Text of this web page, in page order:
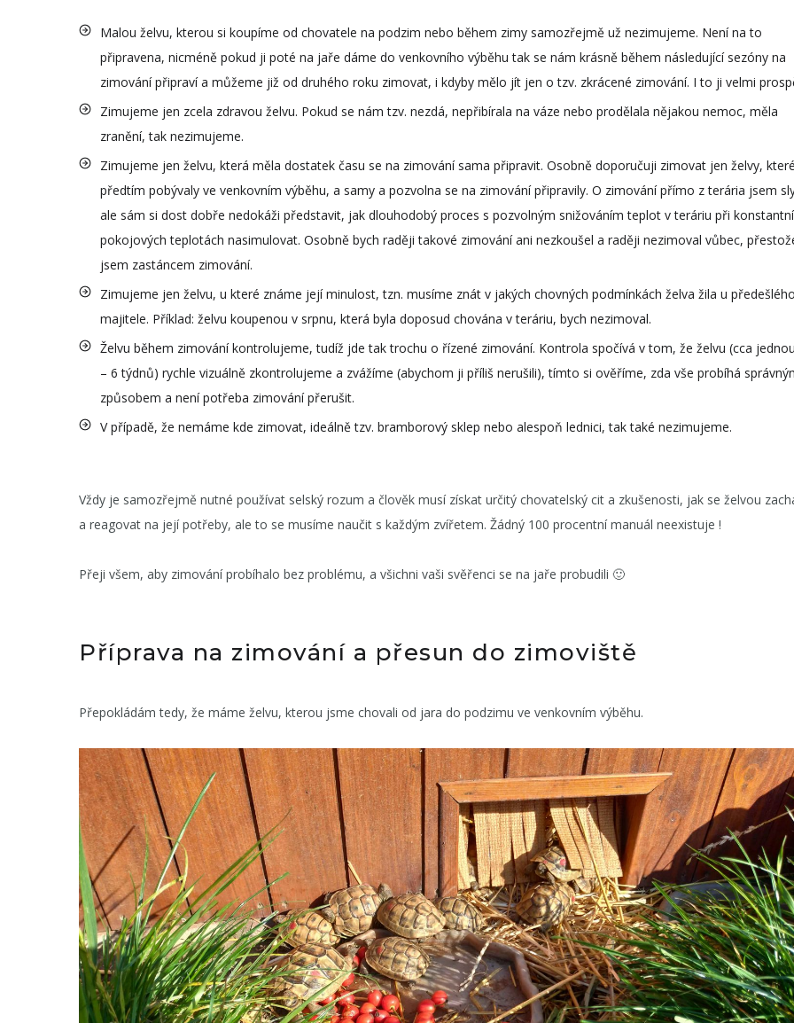
Malou želvu, kterou si koupíme od chovatele na podzim nebo během zimy samozřejmě už nezimujeme. Není na to
připravena, nicméně pokud ji poté na jaře dáme do venkovního výběhu tak se nám krásně během následující sezóny na
zimování připraví a můžeme již od druhého roku zimovat, i kdyby mělo jít jen o tzv. zkrácené zimování. I to ji velmi
Zimujeme jen zcela zdravou želvu. Pokud se nám tzv. nezdá, nepřibírala na váze nebo prodělala nějakou nemoc, měla
zranění, tak nezimujeme.
Zimujeme jen želvu, která měla dostatek času se na zimování sama připravit. Osobně doporučuji zimovat jen želvy,
předtím pobývaly ve venkovním výběhu, a samy a pozvolna se na zimování připravily. O zimování přímo z terária jsem
ale sám si dost dobře nedokáži představit, jak dlouhodobý proces s pozvolným snižováním teplot v teráriu při
pokojových teplotách nasimulovat. Osobně bych raději takové zimování ani nezkoušel a raději nezimoval vůbec,
jsem zastáncem zimování.
Zimujeme jen želvu, u které známe její minulost, tzn. musíme znát v jakých chovných podmínkách želva žila u
majitele. Příklad: želvu koupenou v srpnu, která byla doposud chována v teráriu, bych nezimoval.
Želvu během zimování kontrolujeme, tudíž jde tak trochu o řízené zimování. Kontrola spočívá v tom, že želvu (cca
– 6 týdnů) rychle vizuálně zkontrolujeme a zvážíme (abychom ji příliš nerušili), tímto si ověříme, zda vše probíhá
způsobem a není potřeba zimování přerušit.
V případě, že nemáme kde zimovat, ideálně tzv. bramborový sklep nebo alespoň lednici, tak také nezimujeme.
Vždy je samozřejmě nutné používat selský rozum a člověk musí získat určitý chovatelský cit a zkušenosti, jak se želvou
a reagovat na její potřeby, ale to se musíme naučit s každým zvířetem. Žádný 100 procentní manuál neexistuje !
Přeji všem, aby zimování probíhalo bez problému, a všichni vaši svěřenci se na jaře probudili 🙂
Příprava na zimování a přesun do zimoviště
Přepokládám tedy, že máme želvu, kterou jsme chovali od jara do podzimu ve venkovním výběhu.